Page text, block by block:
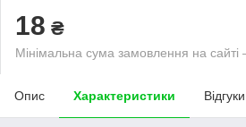
18 ₴
Мінімальна сума замовлення на
Опис Характеристики